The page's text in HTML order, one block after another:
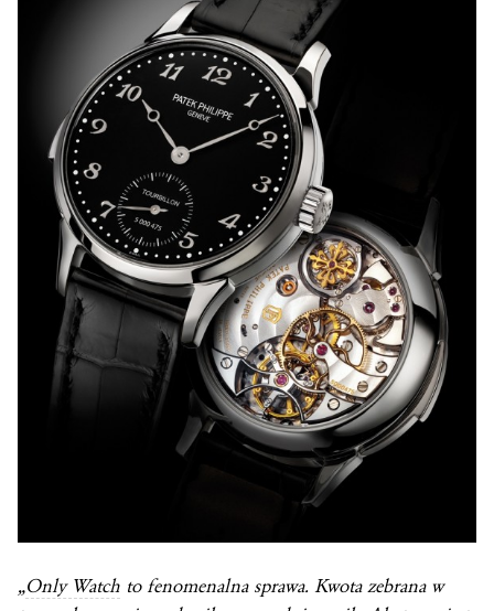
„Only Watch to fenomenalna sprawa. Kwota zebrana w